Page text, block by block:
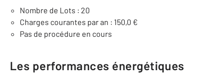
Nombre de Lots : 20
Charges courantes par an : 150,0 €
Pas de procédure en cours
Les performances énergétiques